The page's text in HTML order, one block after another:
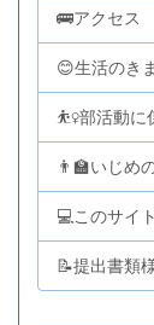
🚌アクセス
😊生活のき
⛹️‍♀️部活動に
👨‍🏫いじめ
💻このサイ
📝提出書類